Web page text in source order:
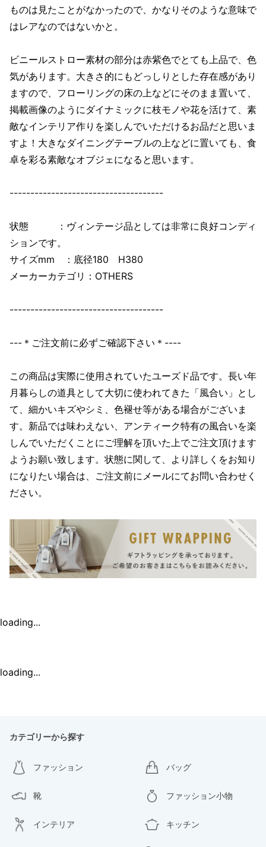
ものは見たことがなかったので、かなりそのような意味で
はレアなのではないかと。
ビニールストロー素材の部分は赤紫色でとても上品で、色
気があります。大きさ的にもどっしりとした存在感があり
ますので、フローリングの床の上などにそのまま置いて、
掲載画像のようにダイナミックに枝モノや花を活けて、素
敵なインテリア作りを楽しんでいただけるお品だと思いま
すよ！大きなダイニングテーブルの上などに置いても、食
卓を彩る素敵なオブジェになると思います。
-------------------------------------
状態 ：ヴィンテージ品としては非常に良好コンディ
ションです。
サイズmm ：底径180 H380
メーカーカテゴリ：OTHERS
-------------------------------------
---＊ご注文前に必ずご確認下さい＊----
この商品は実際に使用されていたユーズド品です。長い年
月暮らしの道具として大切に使われてきた「風合い」とし
て、細かいキズやシミ、色褪せ等がある場合がございま
す。新品では味わえない、アンティーク特有の風合いを楽
しんでいただくことにご理解を頂いた上でご注文頂けます
ようお願い致します。状態に関して、より詳しくをお知り
になりたい場合は、ご注文前にメールにてお問い合わせく
ださい。
loading...
loading...
カテゴリーから探す
ファッション バッグ
靴 ファッション小物
インテリア キッチン